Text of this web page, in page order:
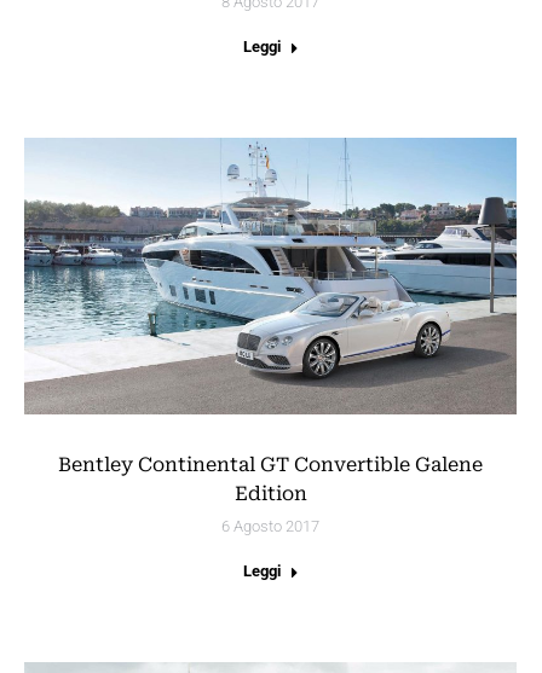
Leggi
Bentley Continental GT Convertible Galene
Edition
6 Agosto 2017
Leggi